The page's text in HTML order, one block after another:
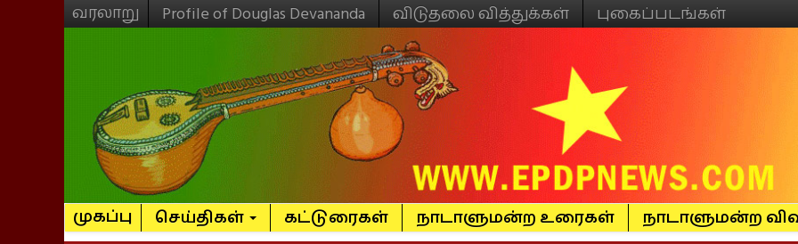
வரலாறு Profile of Douglas Devananda விடுதலை வித்துக்கள் புகைப்படங்கள்
முகப்பு செய்திகள் கட்டுரைகள் நாடாளுமன்ற உரைகள் நாடாளுமன்ற